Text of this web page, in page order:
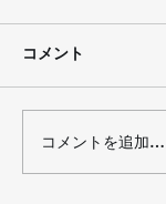
コメント
コメントを追加…